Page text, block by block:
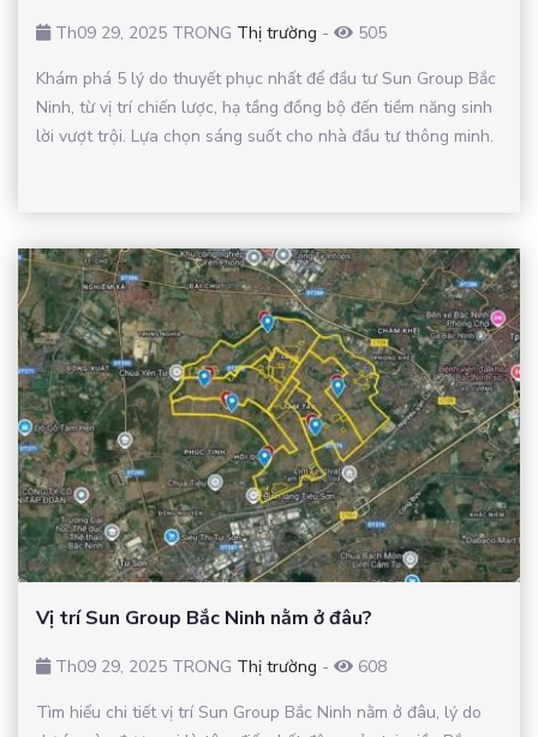
Th09 29, 2025 TRONG Thị trường -
505
Khám phá 5 lý do thuyết phục nhất để đầu tư Sun Group Bắc
Ninh, từ vị trí chiến lược, hạ tầng đồng bộ đến tiềm năng sinh
lời vượt trội. Lựa chọn sáng suốt cho nhà đầu tư thông minh.
Vị trí Sun Group Bắc Ninh nằm ở đâu?
Th09 29, 2025 TRONG Thị trường -
608
Tìm hiểu chi tiết vị trí Sun Group Bắc Ninh nằm ở đâu, lý do